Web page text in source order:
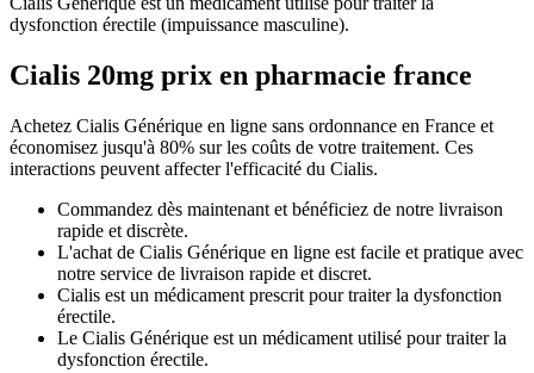
dysfonction érectile (impuissance masculine).
Cialis 20mg prix en pharmacie france
Achetez Cialis Générique en ligne sans ordonnance en France et
économisez jusqu'à 80% sur les coûts de votre traitement. Ces
interactions peuvent affecter l'efficacité du Cialis.
Commandez dès maintenant et bénéficiez de notre livraison
rapide et discrète.
L'achat de Cialis Générique en ligne est facile et pratique avec
notre service de livraison rapide et discret.
Cialis est un médicament prescrit pour traiter la dysfonction
érectile.
Le Cialis Générique est un médicament utilisé pour traiter la
dysfonction érectile.